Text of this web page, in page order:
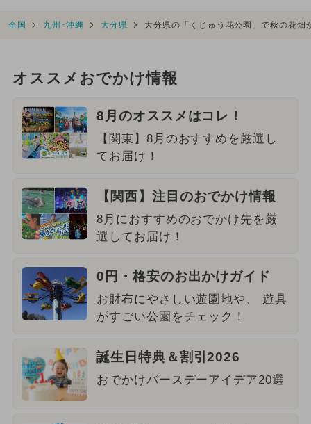
全国 九州･沖縄 大分県 大分県の「くじゅう花公園」で秋の花
オススメおでかけ情報
8月のオススメはコレ！
【関東】8月のおすすめを厳選し
てお届け！
【関西】注目のおでかけ情報
8月におすすめのおでかけ先を厳
選してお届け！
0円・格安のお出かけガイド
お財布にやさしい遊園地や、 遊具
がすごい公園をチェック！
誕生日特典＆割引2026
おでかけバースデーアイデア20選